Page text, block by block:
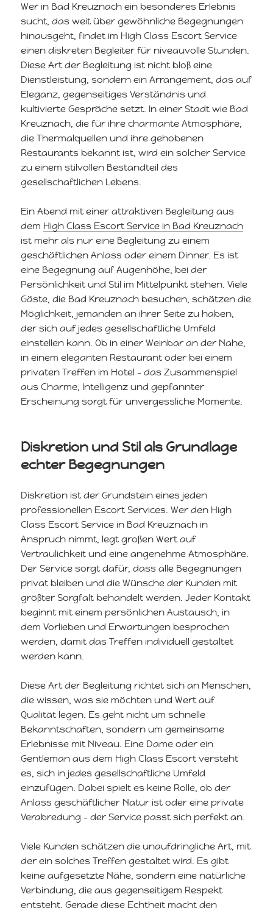
Wer in Bad Kreuznach ein besonderes Erlebnis
sucht, das weit über gewöhnliche Begegnungen
hinausgeht, findet im High Class Escort Service
einen diskreten Begleiter für niveauvolle Stunden.
Diese Art der Begleitung ist nicht bloß eine
Dienstleistung, sondern ein Arrangement, das auf
Eleganz, gegenseitiges Verständnis und
kultivierte Gespräche setzt. In einer Stadt wie Bad
Kreuznach, die für ihre charmante Atmosphäre,
die Thermalquellen und ihre gehobenen
Restaurants bekannt ist, wird ein solcher Service
zu einem stilvollen Bestandteil des
gesellschaftlichen Lebens.
Ein Abend mit einer attraktiven Begleitung aus
dem High Class Escort Service in Bad Kreuznach
ist mehr als nur eine Begleitung zu einem
geschäftlichen Anlass oder einem Dinner. Es ist
eine Begegnung auf Augenhöhe, bei der
Persönlichkeit und Stil im Mittelpunkt stehen. Viele
Gäste, die Bad Kreuznach besuchen, schätzen die
Möglichkeit, jemanden an ihrer Seite zu haben,
der sich auf jedes gesellschaftliche Umfeld
einstellen kann. Ob in einer Weinbar an der Nahe,
in einem eleganten Restaurant oder bei einem
privaten Treffen im Hotel – das Zusammenspiel
aus Charme, Intelligenz und gepfannter
Erscheinung sorgt für unvergessliche Momente.
Diskretion und Stil als Grundlage
echter Begegnungen
Diskretion ist der Grundstein eines jeden
professionellen Escort Services. Wer den High
Class Escort Service in Bad Kreuznach in
Anspruch nimmt, legt großen Wert auf
Vertraulichkeit und eine angenehme Atmosphäre.
Der Service sorgt dafür, dass alle Begegnungen
privat bleiben und die Wünsche der Kunden mit
größter Sorgfalt behandelt werden. Jeder Kontakt
beginnt mit einem persönlichen Austausch, in
dem Vorlieben und Erwartungen besprochen
werden, damit das Treffen individuell gestaltet
werden kann.
Diese Art der Begleitung richtet sich an Menschen,
die wissen, was sie möchten und Wert auf
Qualität legen. Es geht nicht um schnelle
Bekanntschaften, sondern um gemeinsame
Erlebnisse mit Niveau. Eine Dame oder ein
Gentleman aus dem High Class Escort versteht
es, sich in jedes gesellschaftliche Umfeld
einzufügen. Dabei spielt es keine Rolle, ob der
Anlass geschäftlicher Natur ist oder eine private
Verabredung – der Service passt sich perfekt an.
Viele Kunden schätzen die unaufdringliche Art, mit
der ein solches Treffen gestaltet wird. Es gibt
keine aufgesetzte Nähe, sondern eine natürliche
Verbindung, die aus gegenseitigem Respekt
entsteht. Gerade diese Echtheit macht den